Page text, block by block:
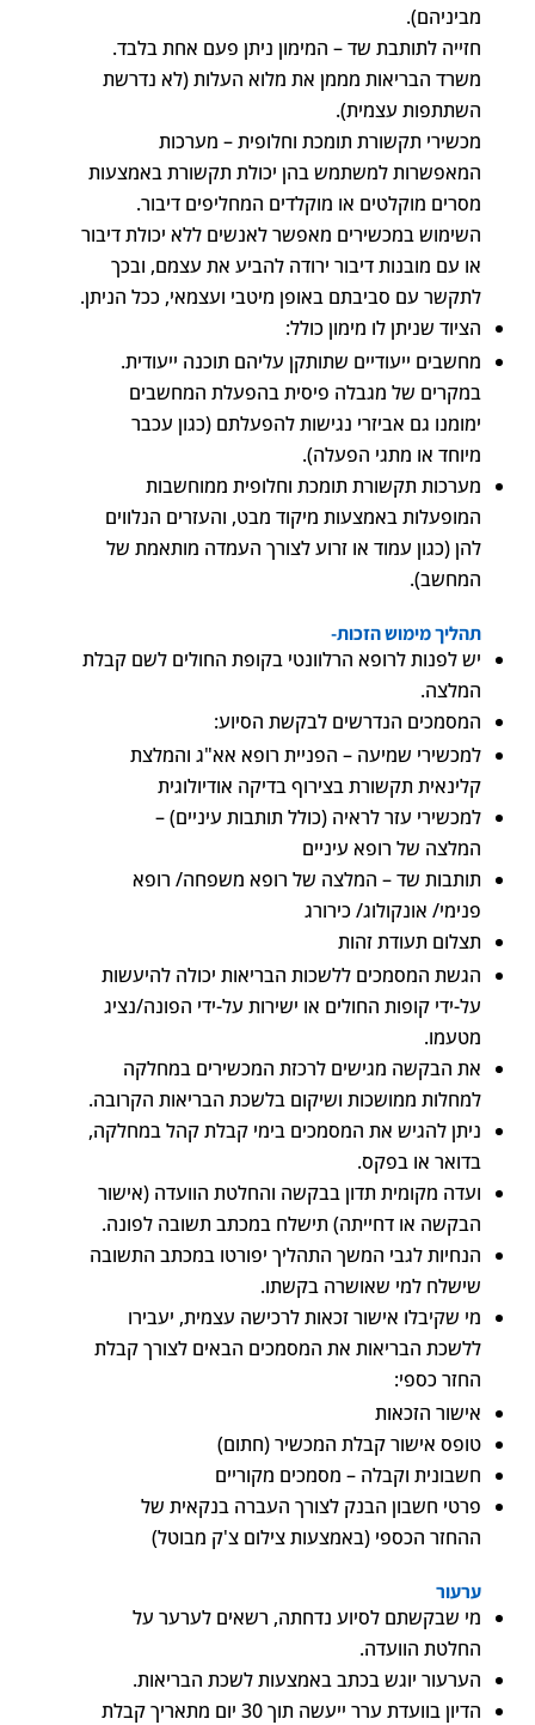
מביניהם).
חזייה לתותבת שד – המימון ניתן פעם אחת בלבד.
משרד הבריאות מממן את מלוא העלות (לא נדרשת
השתתפות עצמית).
מכשירי תקשורת תומכת וחלופית – מערכות
המאפשרות למשתמש בהן יכולת תקשורת באמצעות
מסרים מוקלטים או מוקלדים המחליפים דיבור.
השימוש במכשירים מאפשר לאנשים ללא יכולת דיבור
או עם מובנות דיבור ירודה להביע את עצמם, ובכך
לתקשר עם סביבתם באופן מיטבי ועצמאי, ככל הניתן.
הציוד שניתן לו מימון כולל:
מחשבים ייעודיים שתותקן עליהם תוכנה ייעודית.
במקרים של מגבלה פיסית בהפעלת המחשבים
ימומנו גם אביזרי נגישות להפעלתם (כגון עכבר
מיוחד או מתגי הפעלה).
מערכות תקשורת תומכת וחלופית ממוחשבות
המופעלות באמצעות מיקוד מבט, והעזרים הנלווים
להן (כגון עמוד או זרוע לצורך העמדה מותאמת של
המחשב).
תהליך מימוש הזכות-
יש לפנות לרופא הרלוונטי בקופת החולים לשם קבלת
המלצה.
המסמכים הנדרשים לבקשת הסיוע:
למכשירי שמיעה – הפניית רופא אא"ג והמלצת
קלינאית תקשורת בצירוף בדיקה אודיולוגית
למכשירי עזר לראיה (כולל תותבות עיניים) –
המלצה של רופא עיניים
תותבות שד – המלצה של רופא משפחה/ רופא
פנימי/ אונקולוג/ כירורג
תצלום תעודת זהות
הגשת המסמכים ללשכות הבריאות יכולה להיעשות
על-ידי קופות החולים או ישירות על-ידי הפונה/נציג
מטעמו.
את הבקשה מגישים לרכזת המכשירים במחלקה
למחלות ממושכות ושיקום בלשכת הבריאות הקרובה.
ניתן להגיש את המסמכים בימי קבלת קהל במחלקה,
בדואר או בפקס.
ועדה מקומית תדון בבקשה והחלטת הוועדה (אישור
הבקשה או דחייתה) תישלח במכתב תשובה לפונה.
הנחיות לגבי המשך התהליך יפורטו במכתב התשובה
שישלח למי שאושרה בקשתו.
מי שקיבלו אישור זכאות לרכישה עצמית, יעבירו
ללשכת הבריאות את המסמכים הבאים לצורך קבלת
החזר כספי:
אישור הזכאות
טופס אישור קבלת המכשיר (חתום)
חשבונית וקבלה – מסמכים מקוריים
פרטי חשבון הבנק לצורך העברה בנקאית של
ההחזר הכספי (באמצעות צילום צ'ק מבוטל)
ערעור
מי שבקשתם לסיוע נדחתה, רשאים לערער על
החלטת הוועדה.
הערעור יוגש בכתב באמצעות לשכת הבריאות.
הדיון בוועדת ערר ייעשה תוך 30 יום מתאריך קבלת